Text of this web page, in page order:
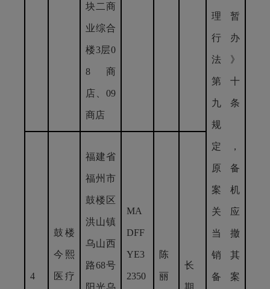
理暂
行办
法》
第十
九条
规
定，
原备
案机
关应
当撤
销其
备案
块二商
业综合
楼3层0
8商
店、09
商店
4
鼓楼
今熙
医疗
福建省
福州市
鼓楼区
洪山镇
乌山西
路68号
阳光乌
MA
DFF
YE3
2350
陈
丽
长
期